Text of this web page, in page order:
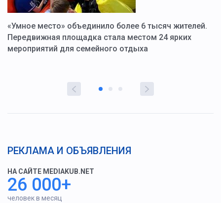
«Умное место» объединило более 6 тысяч жителей.
Передвижная площадка стала местом 24 ярких
мероприятий для семейного отдыха
РЕКЛАМА И ОБЪЯВЛЕНИЯ
НА САЙТЕ MEDIAKUB.NET
26 000+
человек в месяц